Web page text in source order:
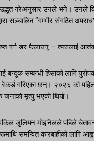
गरेअनुसार उनले भने। उनले
सञ्चालित “गम्भीर संगठित
गर्न डर फैलाउनु – त्यसलाई
बन्दुक सम्बन्धी हिंसाको लागि
गरिएका छन्। २०२६ को पहिलो
जनाको मृत्यु भएको थियो।
जुलियन मोइनिलले पहिले
समन्वित कारबाहीको लागि